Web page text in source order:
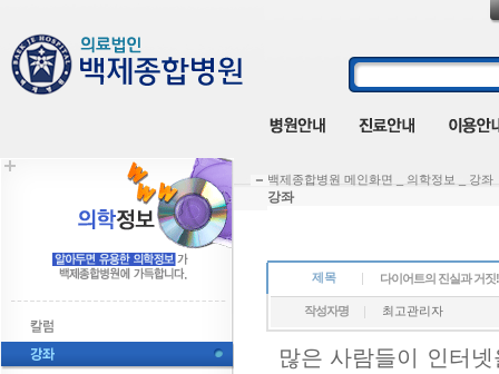
백제종합병원 메인화면 _ 의학정보 _ 강좌
강좌
제목 다이어트의 진실과 거짓!
작성자명 최고관리자
많은 사람들이 인터